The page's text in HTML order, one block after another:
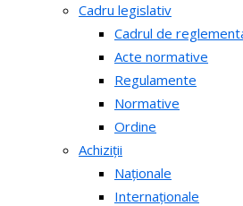
Cadru legislativ
Cadrul de
Acte normative
Regulamente
Normative
Ordine
Achiziții
Naționale
Internaționale